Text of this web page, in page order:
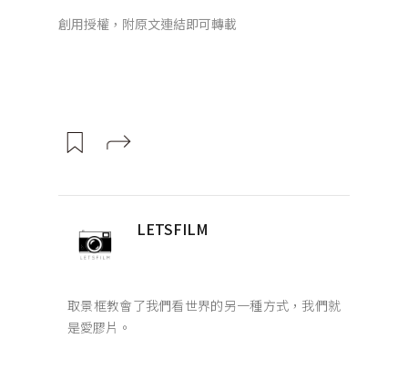
創用授權，附原文連結即可轉載
LETSFILM
取景框教會了我們看世界的另一種方式，我們就
是愛膠片。